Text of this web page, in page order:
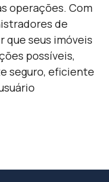
operações. Com
de
que seus imóveis
possíveis,
seguro, eficiente